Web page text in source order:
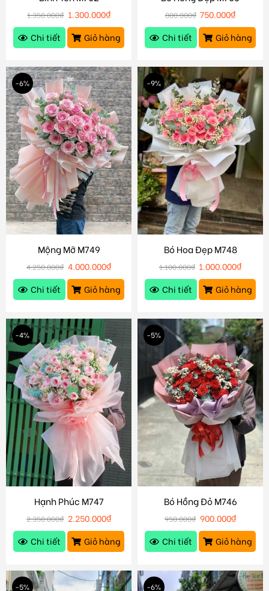
1.350.000₫ 1.300.000₫
Chi tiết
Giỏ hàng
800.000₫ 750.000₫
Chi tiết
Giỏ hàng
-6%
Mộng Mỡ M749
4.250.000₫ 4.000.000₫
Chi tiết
Giỏ hàng
-9%
Bó Hoa Đẹp M748
1.100.000₫ 1.000.000₫
Chi tiết
Giỏ hàng
-4%
Hạnh Phúc M747
2.350.000₫ 2.250.000₫
Chi tiết
Giỏ hàng
-5%
Bó Hồng Đỏ M746
950.000₫ 900.000₫
Chi tiết
Giỏ hàng
-5% -6%